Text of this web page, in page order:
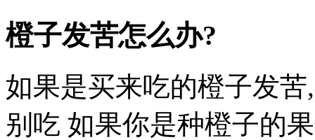
橙子发苦怎么办?
如果是买来吃的橙子发
别吃 如果你是种橙子的